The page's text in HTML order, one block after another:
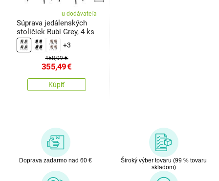
u dodávateľa
Súprava jedálenských
stoličiek Rubi Grey, 4 ks
+3
458,99 €
355,49€
Kúpiť
Doprava zadarmo nad 60 €
Široký výber tovaru (99 % tovaru
skladom)